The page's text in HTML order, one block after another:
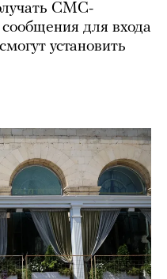
СМС-
для входа
установить